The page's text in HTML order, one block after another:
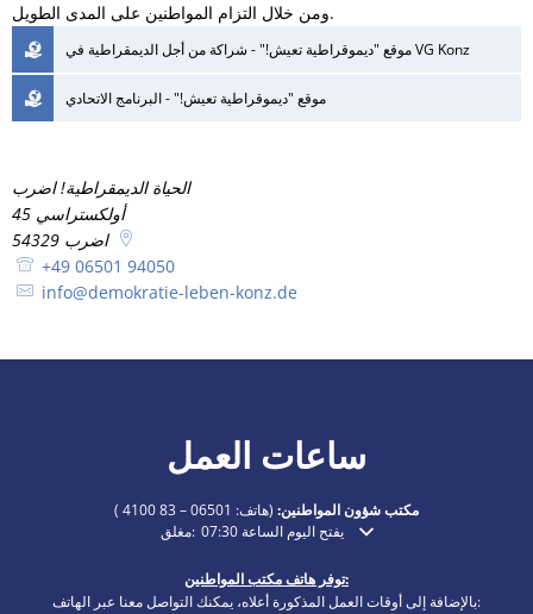
ومن خلال التزام المواطنين على المدى الطويل.
موقع "ديموقراطية تعيش!" - شراكة من أجل الديمقراطية في VG Konz
موقع "ديموقراطية تعيش!" - البرنامج الاتحادي
الحياة الديمقراطية! اضرب
أولكستراسي 45
54329 اضرب
+49 06501 94050
info@demokratie-leben-konz.de
ساعات العمل
مكتب شؤون المواطنين: (هاتف:
)
انقر لإخفاء أوقات الفتح أو الإغلاق الإضافية
مغلق: يفتح اليوم الساعة 07:30
توفر هاتف مكتب المواطنين:
بالإضافة إلى أوقات العمل المذكورة أعلاه، يمكنك التواصل معنا عبر الهاتف: